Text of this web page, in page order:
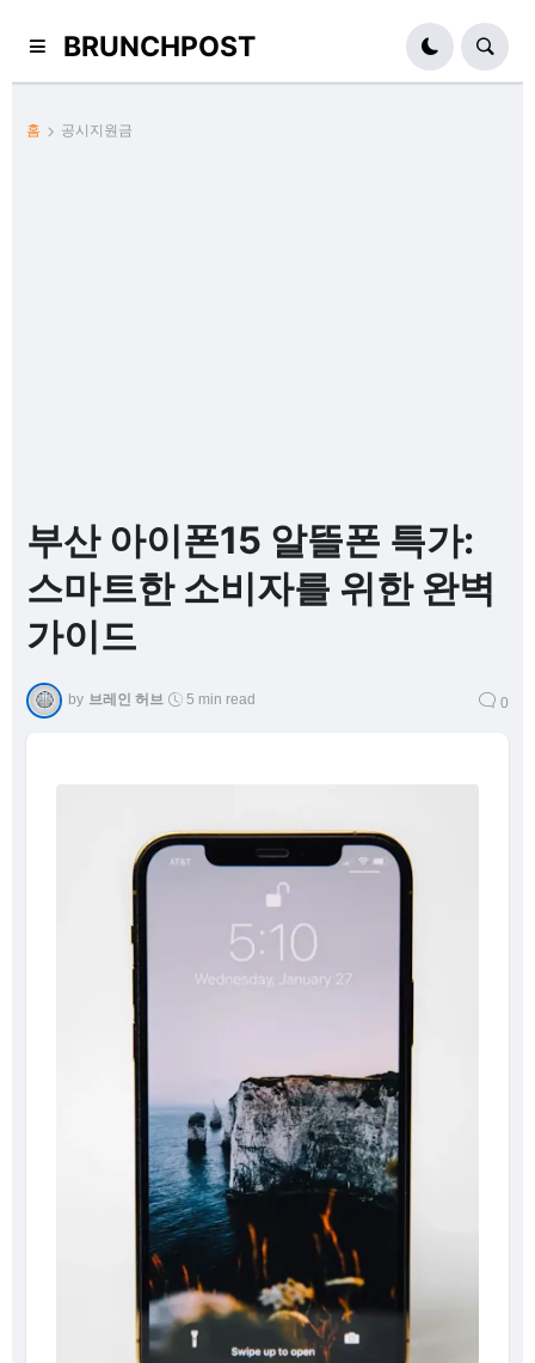
BRUNCHPOST
홈 공시지원금
부산 아이폰15 알뜰폰 특가:
스마트한 소비자를 위한 완벽
가이드
by 브레인 허브 5 min read 0